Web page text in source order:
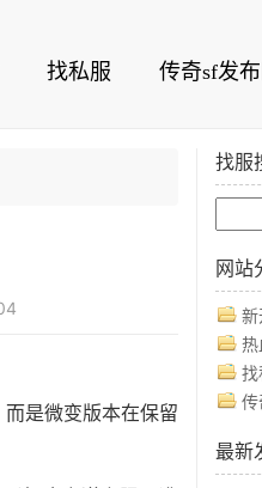
找私服 传奇sf发
是微变版本在保留
找服
网站
新
热
找
传
最新